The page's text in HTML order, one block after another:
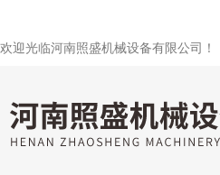
欢迎光临河南照盛机械设备有限公司！